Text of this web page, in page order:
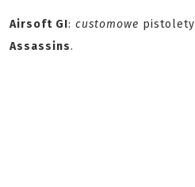
Airsoft GI: customowe pistolety
Assassins.